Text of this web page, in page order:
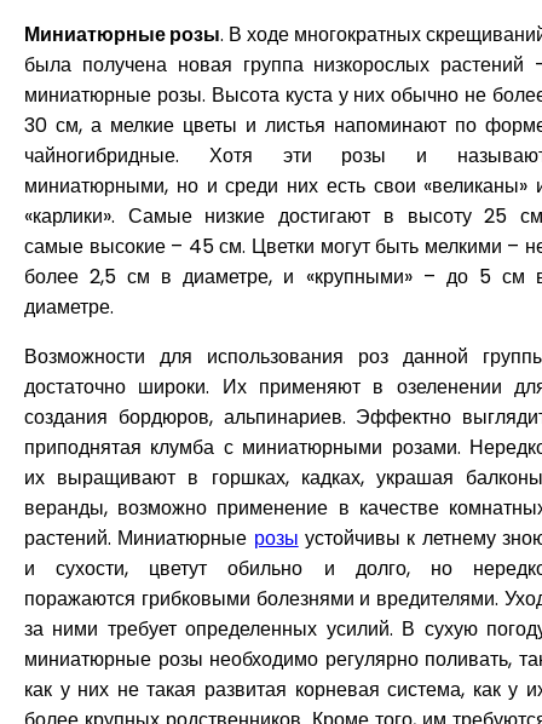
Миниатюрные розы. В ходе многократ­ных
была получена новая группа низкорос­лых растений
миниатюрные розы. Высота куста у них обычно не
30 см, а мелкие цветы и листья напоми­нают по
чайногибридные. Хотя эти розы и
миниатюрными, но и среди них есть свои «велика­ны»
«карлики». Самые низкие достигают в высоту 25
самые высокие – 45 см. Цветки могут быть мелки­ми –
более 2,5 см в диаметре, и «крупными» – до 5 см
диаметре.
Возможности для использования роз данной
достаточно широки. Их применяют в озеленении
создания бордюров, альпинариев. Эффектно
приподнятая клумба с миниатюрными розами.
их выращивают в горшках, кадках, украшая
веранды, возможно применение в качестве
растений. Миниатюрные розы устойчивы к летнему
и су­хости, цветут обильно и долго, но
поражаются грибковыми болезнями и вредителями.
за ними тре­бует определенных усилий. В сухую
миниатюрные розы необходимо регулярно поливать,
как у них не такая развитая корневая система, как у